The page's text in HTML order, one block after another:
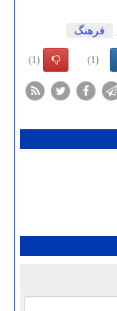
فرهنگ
(1)
(1)